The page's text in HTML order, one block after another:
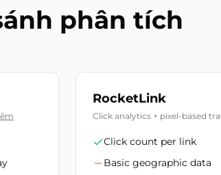
phân tích
RocketLink
Click analytics + pixel-based
Click count per link
Basic geographic data